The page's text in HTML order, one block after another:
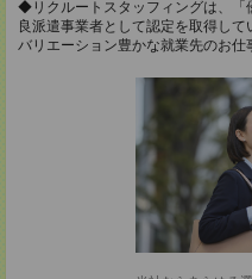
◆リクルートスタッフィングは、「
良派遣事業者として認定を取得して
バリエーション豊かな就業先のお仕